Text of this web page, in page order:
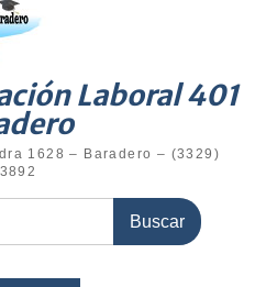
Laboral 401
1628 – Baradero – (3329)